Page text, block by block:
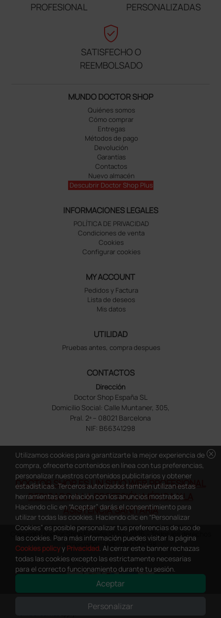
PROFESIONAL
PERSONALIZADAS
verified_user
SATISFECHO O
REEMBOLSADO
MUNDO DOCTOR SHOP
Quiénes somos
Cómo comprar
Entregas
Métodos de pago
Devolución
Garantías
Contactos
Nuevo almacén
Descubrir Doctor Shop Plus
INFORMACIONES LEGALES
POLÍTICA DE PRIVACIDAD
Condiciones de venta
Cookies
Configurar cookies
MY ACCOUNT
Pedidos y Factura
Lista de deseos
Mis datos
UTILIDAD
Pruebas antes, compra despues
CONTACTOS
Dirección
Doctor Shop España SL
Domicilio Social: Calle Muntaner, 305,
Pral. 2ª – 08021 Barcelona
NIF: B66341298
DOCTOR SHOP ES UN SITIO WEB PROFESIONAL
DEDICADO A LA PROFESIÓN MÉDICA Y LA
ASISTENCIA SANITARIA
Copyright Doctor Shop España 2005-2026 - Todos los derechos
reservados - NIF.: B66341298
This site is protected by reCAPTCHA and the Google
cancel
Utilizamos cookies para garantizarte la mejor experiencia de
compra, ofrecerte contenidos en línea con tus preferencias,
personalizar nuestros contenidos publicitarios y obtener
estadísticas. Terceros autorizados también utilizan estas
herramientas en relación con los anuncios mostrados.
Haciendo clic en “Aceptar” darás el consentimiento para
utilizar todas las cookies. Haciendo clic en “Personalizar
Cookies” es posible personalizar tus preferencias de uso de
las cookies. Para más información puedes visitar la página
Cookies policyy Privacidad. Al cerrar este banner rechazas
todas las cookies excepto las estrictamente necesarias
para el correcto funcionamiento durante tu sesión.
Aceptar
Personalizar